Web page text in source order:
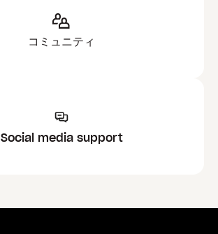
コミュニティ
Social media support